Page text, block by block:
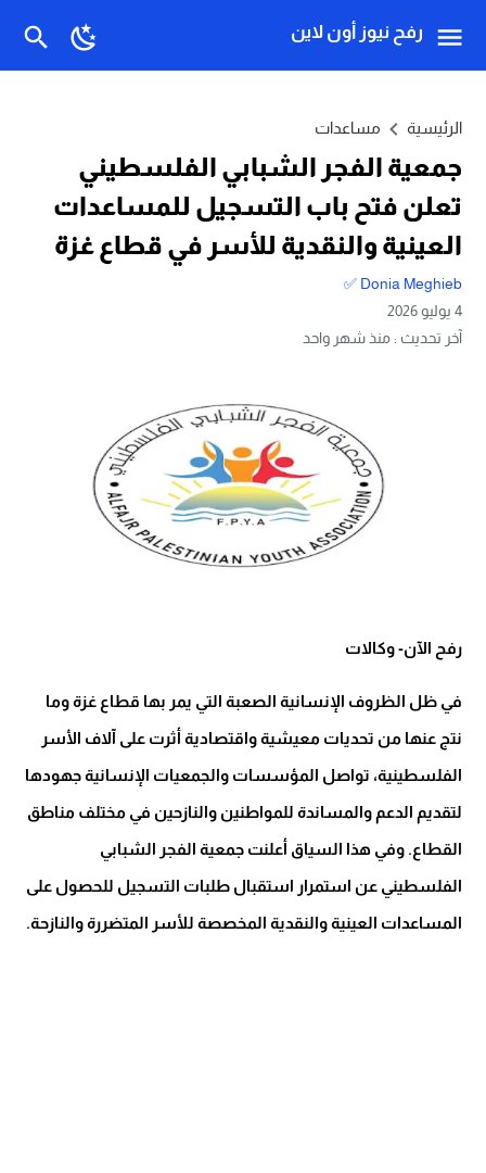
رفح نيوز أون لاين
الرئيسية مساعدات
جمعية الفجر الشبابي الفلسطيني
تعلن فتح باب التسجيل للمساعدات
العينية والنقدية للأسر في قطاع غزة
Donia Meghieb ✅
4 يوليو 2026
آخر تحديث :منذ شهر واحد
رفح الآن- وكالات
في ظل الظروف الإنسانية الصعبة التي يمر بها قطاع غزة وما
نتج عنها من تحديات معيشية واقتصادية أثرت على آلاف الأسر
الفلسطينية، تواصل المؤسسات والجمعيات الإنسانية جهودها
لتقديم الدعم والمساندة للمواطنين والنازحين في مختلف مناطق
القطاع. وفي هذا السياق أعلنت جمعية الفجر الشبابي
الفلسطيني عن استمرار استقبال طلبات التسجيل للحصول على
المساعدات العينية والنقدية المخصصة للأسر المتضررة والنازحة.